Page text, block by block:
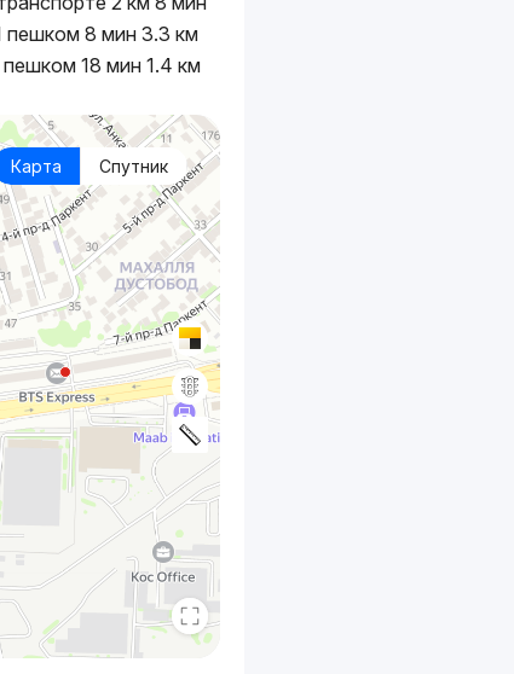
8 мин 3.3 км
пешком 18 мин 1.4 км
Карта Спутник